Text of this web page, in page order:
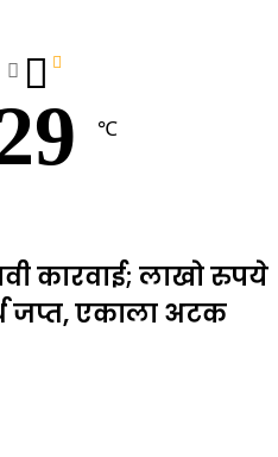
℃
कारवाई; लाखो रुपये
जप्त, एकाला अटक